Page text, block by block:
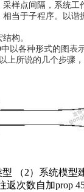
采样点间隔，系统
相当于子程序。以
构。
以各种形式的图
上所说的几个步骤
（2）系统模
返次数自加prop